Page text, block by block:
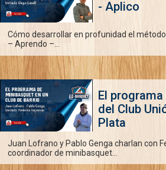
- Aplico
Cómo desarrollar en profunidad el
– Aprendo –...
El
del Club
Plata
Juan Lofrano y Pablo Genga charlan con
coordinador de minibasquet...